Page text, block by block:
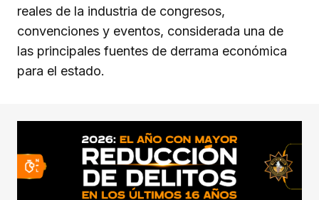
reales de la industria de congresos,
convenciones y eventos, considerada una de
las principales fuentes de derrama económica
para el estado.